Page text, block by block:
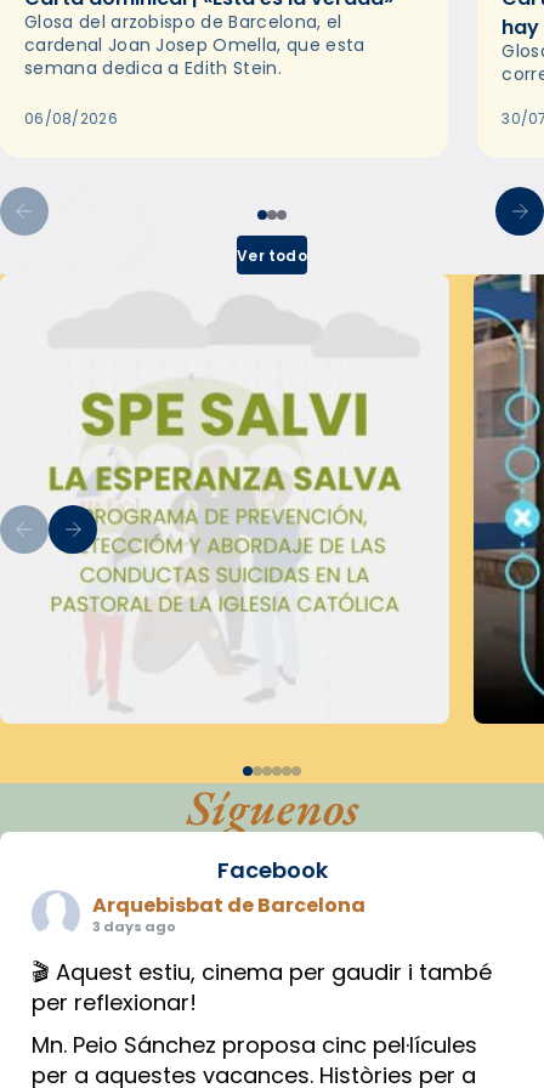
Glosa del arzobispo de Barcelona, el
cardenal Joan Josep Omella, que esta
semana dedica a Edith Stein.
06/08/2026 30/
Ver todo
Síguenos
Facebook
Arquebisbat de Barcelona
3 days ago
🎬 Aquest estiu, cinema per gaudir i també
per reflexionar!
Mn. Peio Sánchez proposa cinc pel·lícules
per a aquestes vacances. Històries per a